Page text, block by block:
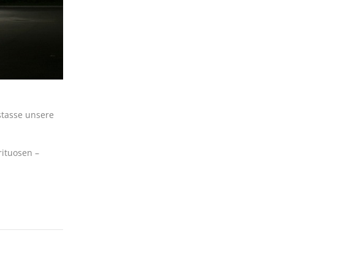
unsere
–